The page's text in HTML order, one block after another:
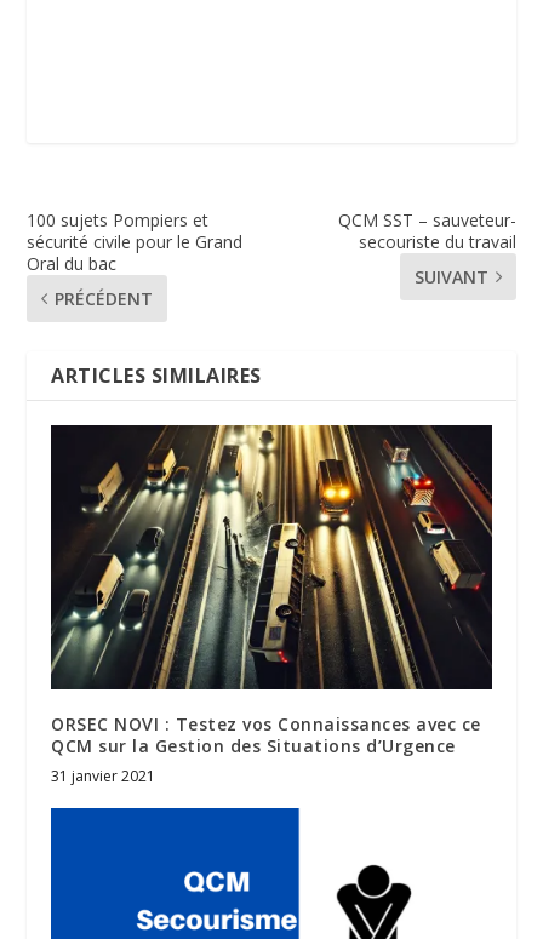
100 sujets Pompiers et
sécurité civile pour le Grand
Oral du bac
PRÉCÉDENT
QCM SST – sauveteur-
secouriste du travail
SUIVANT
ARTICLES SIMILAIRES
ORSEC NOVI : Testez vos Connaissances avec ce
QCM sur la Gestion des Situations d’Urgence
31 janvier 2021